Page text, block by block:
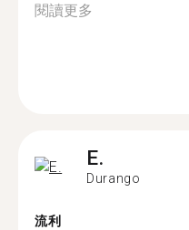
閱讀更多
E.
Durango
流利